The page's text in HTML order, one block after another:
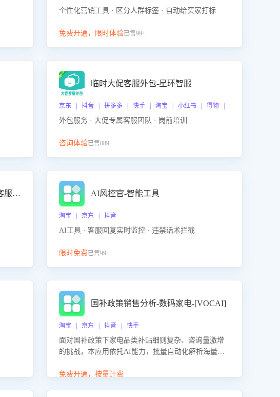
个性化营销工具 · 区分人群标签 · 自动给买家打标
免费开通，限时体验已售99+
临时大促客服外包-星环智服
京东 | 抖音 | 拼多多 | 快手 | 淘宝 | 小红书 | 得物 | 企业微信
外包服务 · 大促专属客服团队 · 岗前培训
咨询体验已售889+
京东-卡片样式发送欢迎语-[智能客服机器人] AI风控官-智能工具
淘宝 | 京东 | 抖音
AI工具 · 客服回复实时监控 · 违禁话术拦截
限时免费已售99+
国补政策销售分析-数码家电-[VOCAI]
淘宝 | 京东 | 抖音 | 快手
面对国补政策下家电品类补贴细则复杂、咨询量激增
的挑战，本应用依托AI能力，批量自动化解析海量客
政策的关注焦点与购买意向，深度洞察决策动因。同
免费开通，按量计费